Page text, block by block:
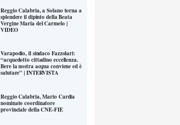
Reggio Calabria, a Solano torna a
splendere il dipinto della Beata
Vergine Maria del Carmelo |
VIDEO
Varapodio, il sindaco Fazzolari:
“acquedotto cittadino eccellenza.
Bere la nostra acqua conviene ed è
salutare” | INTERVISTA
Reggio Calabria, Mario Cardia
nominato coordinatore
provinciale della CNE-FIE